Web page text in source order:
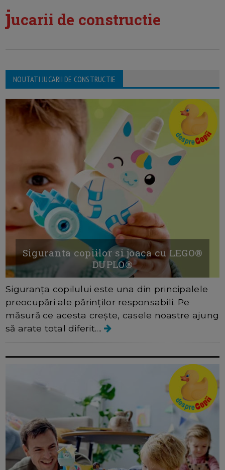
jucarii de constructie
NOUTATI JUCARII DE CONSTRUCTIE
Siguranta copiilor si joaca cu LEGO®
DUPLO®
Siguranța copilului este una din principalele
preocupări ale părinților responsabili. Pe
măsură ce acesta crește, casele noastre ajung
să arate total diferit....